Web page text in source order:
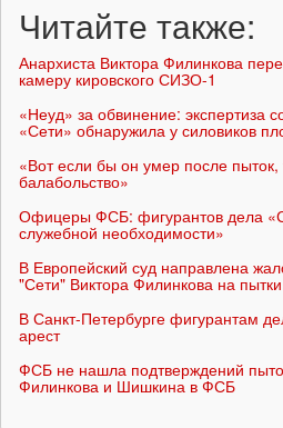
Читайте также:
Анархиста Виктора Филинкова
камеру кировского СИЗО-1
«Неуд» за обвинение: экспертиза
«Сети» обнаружила у силовиков
«Вот если бы он умер после
балабольство»
Офицеры ФСБ: фигурантов дела
служебной необходимости»
В Европейский суд направлена
"Сети" Виктора Филинкова на
В Санкт-Петербурге фигурантам
арест
ФСБ не нашла подтверждений
Филинкова и Шишкина в ФСБ